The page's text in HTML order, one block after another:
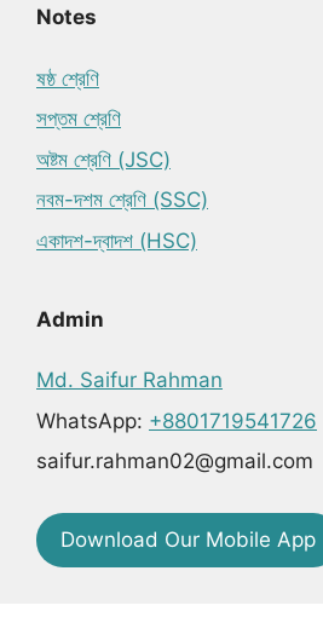
Notes
ষষ্ঠ শ্রেণি
সপ্তম শ্রেণি
অষ্টম শ্রেণি (JSC)
নবম-দশম শ্রেণি (SSC)
একাদশ-দ্বাদশ (HSC)
Admin
Md. Saifur Rahman
WhatsApp: +8801719541726
saifur.rahman02@gmail.com
Download Our Mobile App